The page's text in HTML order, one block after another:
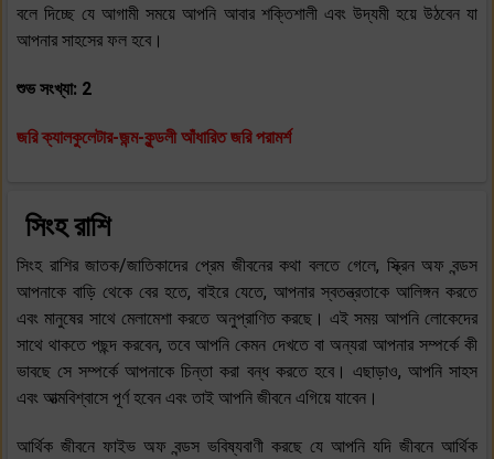
বলে দিচ্ছে যে আগামী সময়ে আপনি আবার শক্তিশালী এবং উদ্যমী হয়ে উঠবেন যা
আপনার সাহসের ফল হবে।
শুভ সংখ্যা: 2
জরি ক্যালকুলেটার-জন্ম-কুন্ডলী আঁধারিত জরি পরামর্শ
সিংহ রাশি
সিংহ রাশির জাতক/জাতিকাদের প্রেম জীবনের কথা বলতে গেলে, স্ক্রিন অফ বন্ডস
আপনাকে বাড়ি থেকে বের হতে, বাইরে যেতে, আপনার স্বতন্ত্রতাকে আলিঙ্গন করতে
এবং মানুষের সাথে মেলামেশা করতে অনুপ্রাণিত করছে। এই সময় আপনি লোকেদের
সাথে থাকতে পছন্দ করবেন, তবে আপনি কেমন দেখতে বা অন্যরা আপনার সম্পর্কে কী
ভাবছে সে সম্পর্কে আপনাকে চিন্তা করা বন্ধ করতে হবে। এছাড়াও, আপনি সাহস
এবং আত্মবিশ্বাসে পূর্ণ হবেন এবং তাই আপনি জীবনে এগিয়ে যাবেন।
আর্থিক জীবনে ফাইভ অফ বন্ডস ভবিষ্যবাণী করছে যে আপনি যদি জীবনে আর্থিক